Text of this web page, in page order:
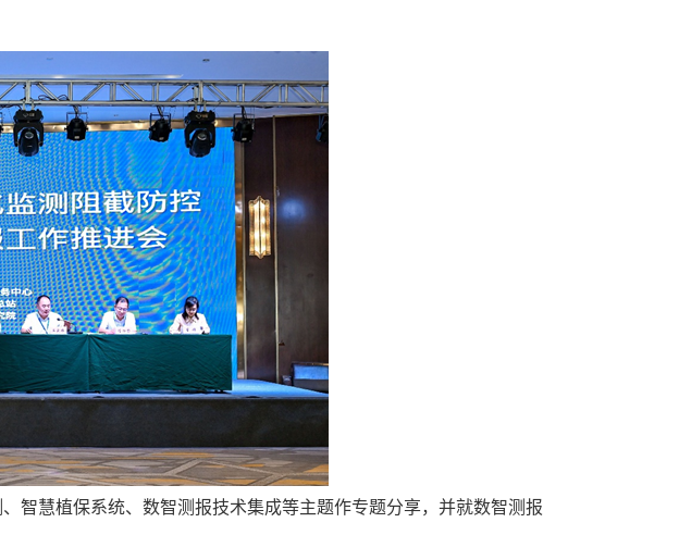
智慧植保系统、数智测报技术集成等主题作专题分享，并就数智测报